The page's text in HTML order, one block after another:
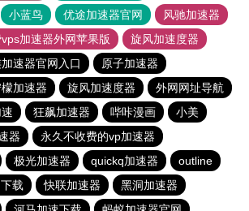
小蓝鸟 优途加速器官网
风驰加速器
加速器外网苹果版
旋风加速度器
速器官网入口
原子加速器
加速器 旋风加速度器
外网网址导航
狂飙加速器 哔咔漫画
小美
器
永久不收费的vp加速器
极光加速器 quickq加速器
outline
载
快联加速器
黑洞加速器